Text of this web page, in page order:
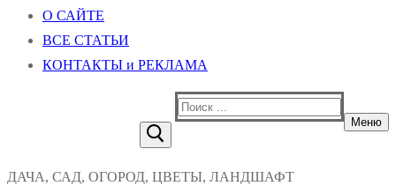
О САЙТЕ
ВСЕ СТАТЬИ
КОНТАКТЫ и РЕКЛАМА
Найти:
Меню
ДАЧА, САД, ОГОРОД, ЦВЕТЫ, ЛАНДШАФТ